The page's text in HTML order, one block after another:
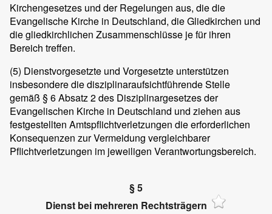
Kirchengesetzes und der Regelungen aus, die die
Evangelische Kirche in Deutschland, die Gliedkirchen und
die gliedkirchlichen Zusammenschlüsse je für ihren
Bereich treffen.
(5) Dienstvorgesetzte und Vorgesetzte unterstützen
insbesondere die disziplinaraufsichtführende Stelle
gemäß § 6 Absatz 2 des Disziplinargesetzes der
Evangelischen Kirche in Deutschland und ziehen aus
festgestellten Amtspflichtverletzungen die erforderlichen
Konsequenzen zur Vermeidung vergleichbarer
Pflichtverletzungen im jeweiligen Verantwortungsbereich.
§ 5
Dienst bei mehreren Rechtsträgern